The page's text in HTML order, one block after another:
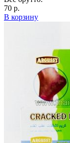
70 р.
В корзину